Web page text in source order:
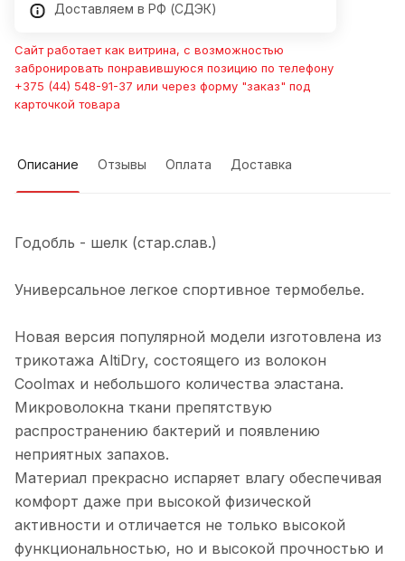
Доставляем в РФ (СДЭК)
Сайт работает как витрина, с возможностью
забронировать понравившуюся позицию по телефону
+375 (44) 548-91-37 или через форму "заказ" под
карточкой товара
Описание Отзывы Оплата Доставка
Годобль - шелк (стар.слав.)
Универсальное легкое спортивное термобелье.
Новая версия популярной модели изготовлена из
трикотажа AltiDry, состоящего из волокон
Coolmax и небольшого количества эластана.
Микроволокна ткани препятствую
распространению бактерий и появлению
неприятных запахов.
Материал прекрасно испаряет влагу обеспечивая
комфорт даже при высокой физической
активности и отличается не только высокой
функциональностью, но и высокой прочностью и